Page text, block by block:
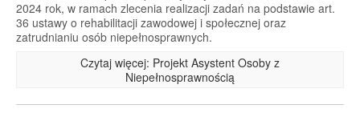
2024 rok, w ramach zlecenia realizacji zadań na podstawie art.
36 ustawy o rehabilitacji zawodowej i społecznej oraz
zatrudnianiu osób niepełnosprawnych.
Czytaj więcej: Projekt Asystent Osoby z
Niepełnosprawnością